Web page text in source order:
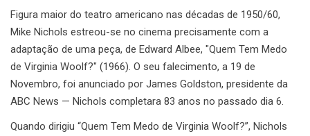
Figura maior do teatro americano nas décadas de 1950/60,
Mike Nichols estreou-se no cinema precisamente com a
adaptação de uma peça, de Edward Albee, "Quem Tem Medo
de Virginia Woolf?" (1966). O seu falecimento, a 19 de
Novembro, foi anunciado por James Goldston, presidente da
ABC News — Nichols completara 83 anos no passado dia 6.
Quando dirigiu “Quem Tem Medo de Virginia Woolf?”, Nichols